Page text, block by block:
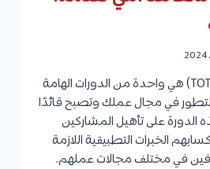
دورة تدريب المدربين (TOT) هي واحدة من الدورات الهامة
في مجال عملك وتصبح قائدًا
على تأهيل المشاركين
الخبرات التطبيقية اللازمة
في مختلف مجالات عملهم.